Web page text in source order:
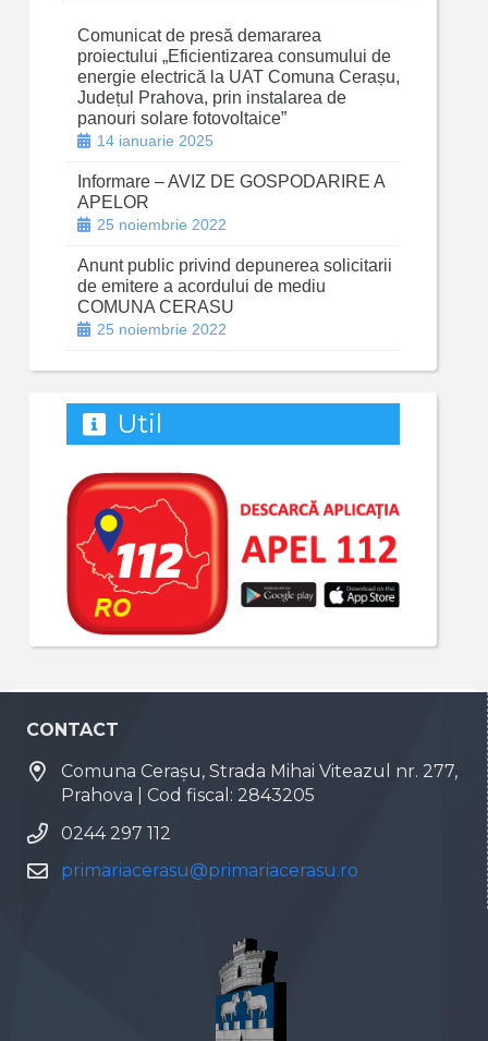
Comunicat de presă demararea
proiectului „Eficientizarea consumului de
energie electrică la UAT Comuna Cerașu,
Județul Prahova, prin instalarea de
panouri solare fotovoltaice”
14 ianuarie 2025
Informare – AVIZ DE GOSPODARIRE A
APELOR
25 noiembrie 2022
Anunt public privind depunerea solicitarii
de emitere a acordului de mediu
COMUNA CERASU
25 noiembrie 2022
Util
CONTACT
Comuna Cerașu, Strada Mihai Viteazul nr. 277,
Prahova | Cod fiscal: 2843205
0244 297 112
primariacerasu@primariacerasu.ro